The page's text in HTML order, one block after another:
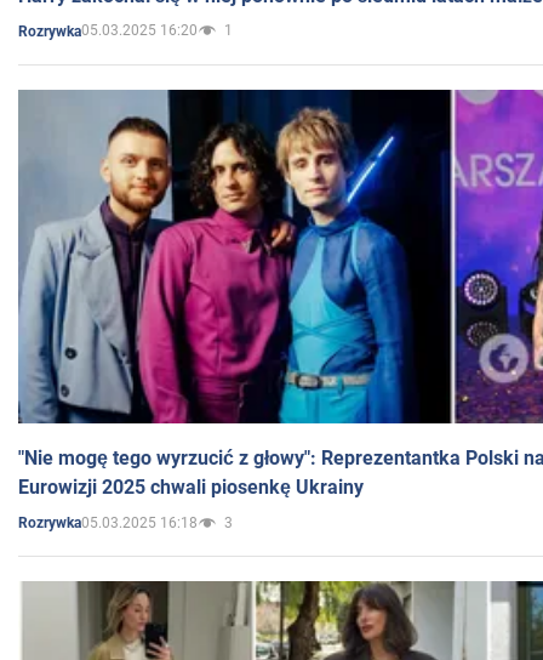
Rozrywka05.03.2025 16:20 1
"Nie mogę tego wyrzucić z głowy": Reprezentantka Polski
Eurowizji 2025 chwali piosenkę Ukrainy
Rozrywka05.03.2025 16:18 3